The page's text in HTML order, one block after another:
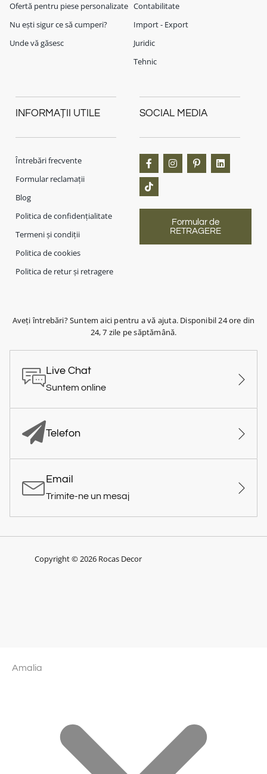
Ofertă pentru piese personalizate
Nu ești sigur ce să cumperi?
Unde vă găsesc
Contabilitate
Import - Export
Juridic
Tehnic
INFORMAȚII UTILE
Întrebări frecvente
Formular reclamații
Blog
Politica de confidențialitate
Termeni și condiții
Politica de cookies
Politica de retur și retragere
SOCIAL MEDIA
Formular de
RETRAGERE
Aveți întrebări? Suntem aici pentru a vă ajuta. Disponibil 24 ore din
24, 7 zile pe săptămână.
Live Chat
Suntem online
Telefon
Email
Trimite-ne un mesaj
Copyright © 2026 Rocas Decor
Amalia